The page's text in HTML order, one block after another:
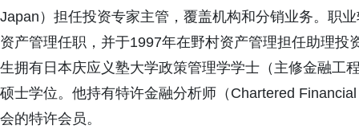
Japan）担任投资专家主管，覆盖机构和分销业务。职
资产管理任职，并于1997年在野村资产管理担任助理
生拥有日本庆应义塾大学政策管理学学士（主修金融工
硕士学位。他持有特许金融分析师（Chartered
会的特许会员。